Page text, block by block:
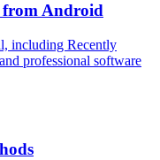
from Android
including Recently
professional software